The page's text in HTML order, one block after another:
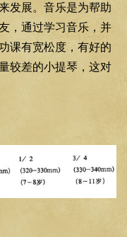
发展。音乐是为帮助
，通过学习音乐，并
课有宽松度，有好的
较差的小提琴，这对